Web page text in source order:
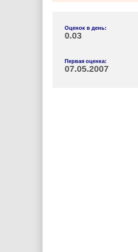
Оценок в день:
0.03
Первая оценка:
07.05.2007